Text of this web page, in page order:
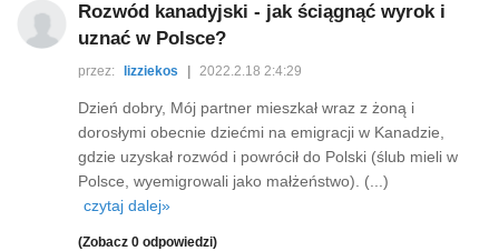
Rozwód kanadyjski - jak ściągnąć wyrok i
uznać w Polsce?
przez: lizziekos 2022.2.18 2:4:29
Dzień dobry, Mój partner mieszkał wraz z żoną i
dorosłymi obecnie dziećmi na emigracji w Kanadzie,
gdzie uzyskał rozwód i powrócił do Polski (ślub mieli w
Polsce, wyemigrowali jako małżeństwo). (...)
czytaj dalej»
(Zobacz 0 odpowiedzi)